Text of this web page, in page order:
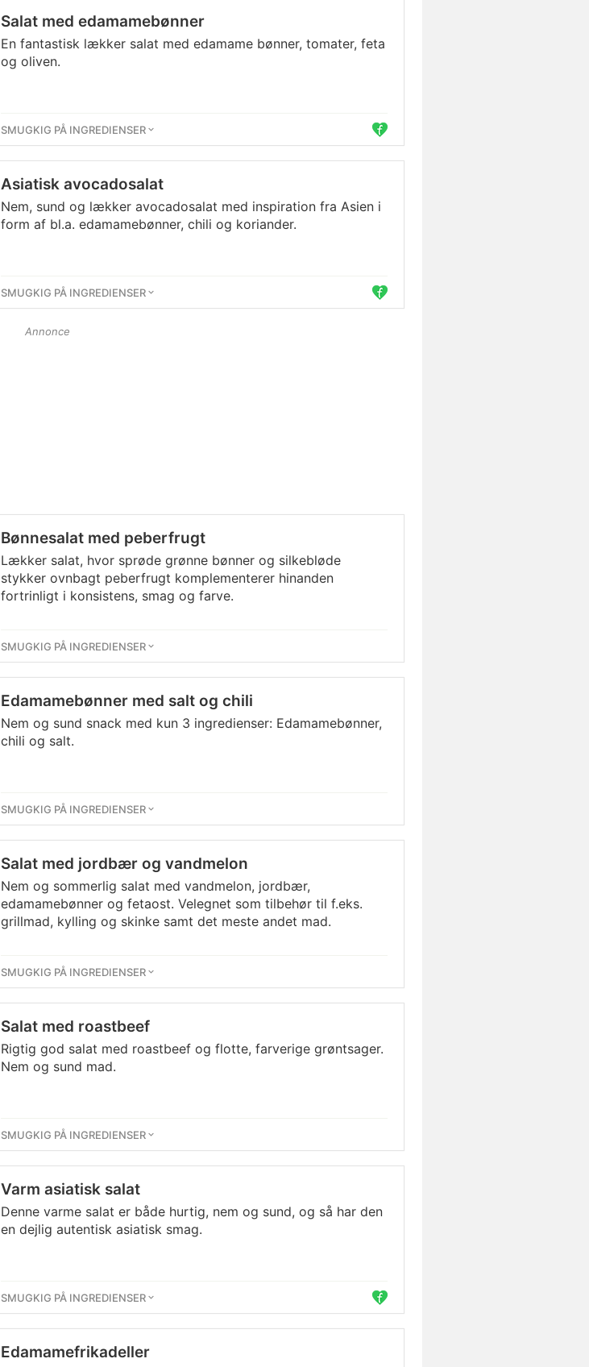
Salat med edamamebønner
En fantastisk lækker salat med edamame bønner, tomater, feta
og oliven.
SMUGKIG PÅ INGREDIENSER
Asiatisk avocadosalat
Nem, sund og lækker avocadosalat med inspiration fra Asien i
form af bl.a. edamamebønner, chili og koriander.
SMUGKIG PÅ INGREDIENSER
Annonce
Bønnesalat med peberfrugt
Lækker salat, hvor sprøde grønne bønner og silkebløde
stykker ovnbagt peberfrugt komplementerer hinanden
fortrinligt i konsistens, smag og farve.
SMUGKIG PÅ INGREDIENSER
Edamamebønner med salt og chili
Nem og sund snack med kun 3 ingredienser: Edamamebønner,
chili og salt.
SMUGKIG PÅ INGREDIENSER
Salat med jordbær og vandmelon
Nem og sommerlig salat med vandmelon, jordbær,
edamamebønner og fetaost. Velegnet som tilbehør til f.eks.
grillmad, kylling og skinke samt det meste andet mad.
SMUGKIG PÅ INGREDIENSER
Salat med roastbeef
Rigtig god salat med roastbeef og flotte, farverige grøntsager.
Nem og sund mad.
SMUGKIG PÅ INGREDIENSER
Varm asiatisk salat
Denne varme salat er både hurtig, nem og sund, og så har den
en dejlig autentisk asiatisk smag.
SMUGKIG PÅ INGREDIENSER
Edamamefrikadeller